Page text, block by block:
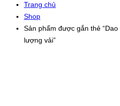
Trang chủ
Shop
Sản phẩm được gắn thẻ
lượng vải”